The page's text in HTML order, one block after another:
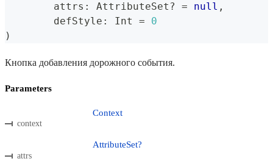
	attrs
: AttributeSet ? = null ,
	defStyle
: Int =
0
)
Кнопка добавления дорожного события.
Parameters
context
Context
attrs
AttributeSet?